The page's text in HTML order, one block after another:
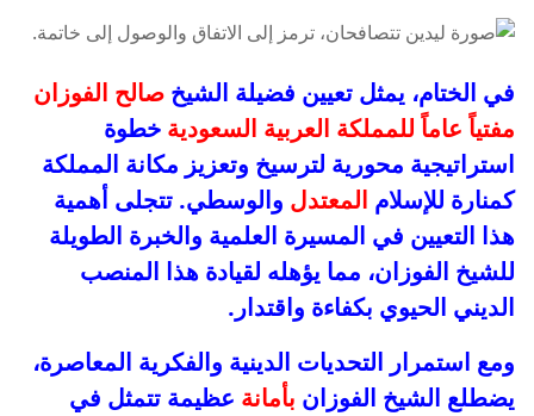
في الختام، يمثل تعيين فضيلة الشيخ صالح الفوزان
مفتياً عاماً للمملكة العربية السعودية خطوة
استراتيجية محورية لترسيخ وتعزيز مكانة المملكة
كمنارة للإسلام المعتدل والوسطي. تتجلى أهمية
هذا التعيين في المسيرة العلمية والخبرة الطويلة
للشيخ الفوزان، مما يؤهله لقيادة هذا المنصب
الديني الحيوي بكفاءة واقتدار.
ومع استمرار التحديات الدينية والفكرية المعاصرة،
يضطلع الشيخ الفوزان بأمانة عظيمة تتمثل في